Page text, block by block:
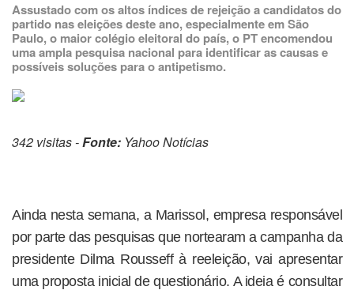
Assustado com os altos índices de rejeição a candidatos do
partido nas eleições deste ano, especialmente em São
Paulo, o maior colégio eleitoral do país, o PT encomendou
uma ampla pesquisa nacional para identificar as causas e
possíveis soluções para o antipetismo.
342 visitas -Fonte: Yahoo Notícias
Ainda nesta semana, a Marissol, empresa responsável
por parte das pesquisas que nortearam a campanha da
presidente Dilma Rousseff à reeleição, vai apresentar
uma proposta inicial de questionário. A ideia é consultar